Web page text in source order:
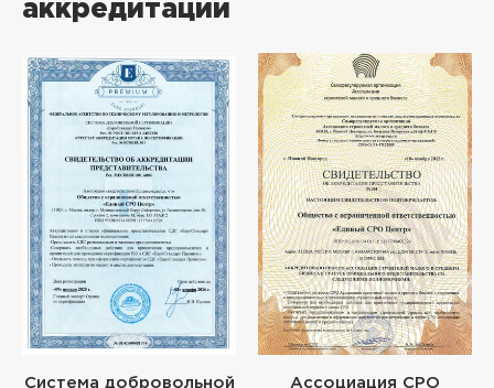
аккредитации
Система добровольной
Ассоциация СРО